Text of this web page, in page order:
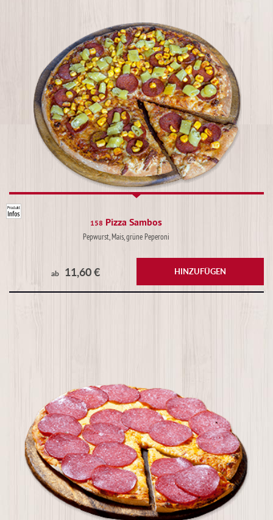
158 Pizza Sambos
Pepwurst, Mais, grüne Peperoni
ab 11,60 € HINZUFÜGEN